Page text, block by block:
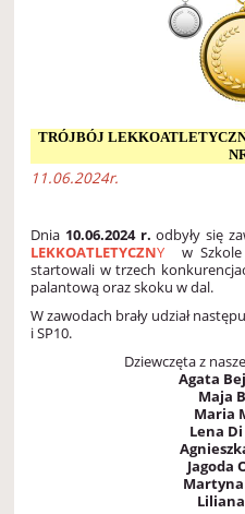
TRÓJBÓJ
11.06.2024r.
Dnia 10.06.2024 r. odbyły się
LEKKOATLETYCZNY w Szkole
startowali w trzech
palantową oraz skoku w dal.
W zawodach brały udział
i SP10.
Dziewczęta z
Agata
Maja
Maria
Lena
Jagoda